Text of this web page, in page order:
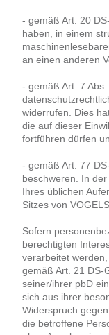
- gemäß Art. 20
haben, in einem
an einen anderen
- gemäß Art. 7
widerrufen. Dies
die auf dieser
fortführen dürfen
- gemäß Art. 77
beschweren. In
Ihres üblichen
Sitzes von
Sofern
berechtigten
verarbeitet
gemäß Art. 21 DS-
seiner/ihrer pbD
sich aus ihrer
Widerspruch
die betroffene